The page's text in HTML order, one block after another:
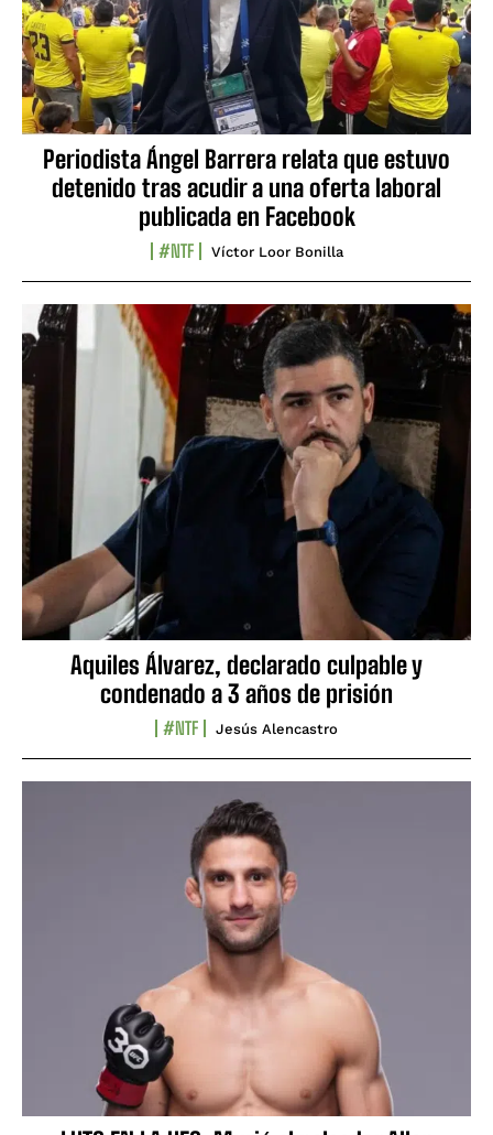
Periodista Ángel Barrera relata que estuvo
detenido tras acudir a una oferta laboral
publicada en Facebook
#NTF Víctor Loor Bonilla
Aquiles Álvarez, declarado culpable y
condenado a 3 años de prisión
#NTF Jesús Alencastro